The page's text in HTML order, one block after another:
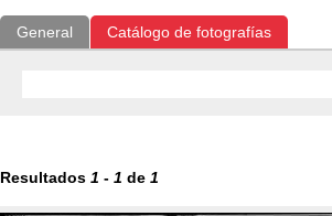
General Catálogo de fotografías
Resultados 1 - 1 de 1